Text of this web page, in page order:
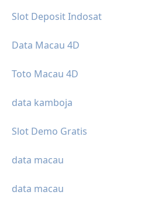
Slot Deposit Indosat
Data Macau 4D
Toto Macau 4D
data kamboja
Slot Demo Gratis
data macau
data macau